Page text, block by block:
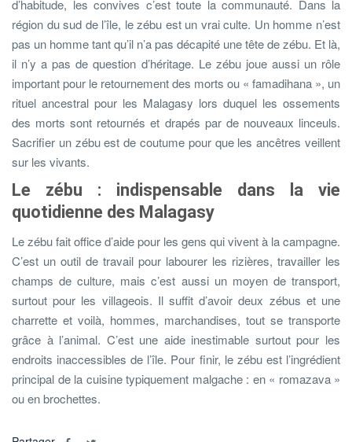
d’habitude, les convives c’est toute la communauté. Dans la
région du sud de l’île, le zébu est un vrai culte. Un homme n’est
pas un homme tant qu’il n’a pas décapité une tête de zébu. Et là,
il n’y a pas de question d’héritage. Le zébu joue aussi un rôle
important pour le retournement des morts ou « famadihana », un
rituel ancestral pour les Malagasy lors duquel les ossements
des morts sont retournés et drapés par de nouveaux linceuls.
Sacrifier un zébu est de coutume pour que les ancêtres veillent
sur les vivants.
Le zébu : indispensable dans la vie
quotidienne des Malagasy
Le zébu fait office d’aide pour les gens qui vivent à la campagne.
C’est un outil de travail pour labourer les rizières, travailler les
champs de culture, mais c’est aussi un moyen de transport,
surtout pour les villageois. Il suffit d’avoir deux zébus et une
charrette et voilà, hommes, marchandises, tout se transporte
grâce à l’animal. C’est une aide inestimable surtout pour les
endroits inaccessibles de l’île. Pour finir, le zébu est l’ingrédient
principal de la cuisine typiquement malgache : en « romazava »
ou en brochettes.